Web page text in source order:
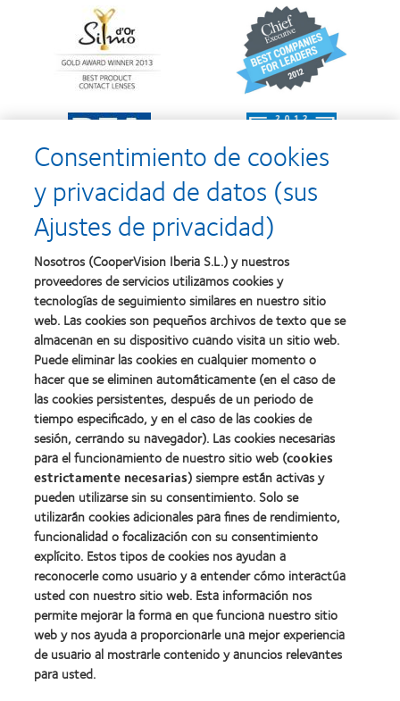
about
Premio
Silmo
mejor
con
MyDay™
Learn
more
about
2012
y
2010:
Mejor
empresa
el
desarrollo
del
liderazgo
Learn
about
2011:
Premios
a
mejor
(2011)
Learn
about
2011:
Premio
a
salud
Learn
more
about
2012:
Premio
Manufacturing
Leadership
100
(ML
100)
(2012)
Learn
more
about
2012
Premio
internacional
REBRAND
100®
(2012)
Learn
more
about
Premio
de
la
Industria
de
la
BCLA
Nuestros productos
Encuentre su lente
Tecnología para lentes de contacto
Lentes de contacto y visión
Consentimiento de cookies
y privacidad de datos (sus
Ajustes de privacidad)
Nosotros (CooperVision Iberia S.L.) y nuestros
proveedores de servicios utilizamos cookies y
tecnologías de seguimiento similares en nuestro sitio
web. Las cookies son pequeños archivos de texto que se
almacenan en su dispositivo cuando visita un sitio web.
Puede eliminar las cookies en cualquier momento o
hacer que se eliminen automáticamente (en el caso de
las cookies persistentes, después de un periodo de
tiempo especificado, y en el caso de las cookies de
sesión, cerrando su navegador). Las cookies necesarias
para el funcionamiento de nuestro sitio web (cookies
estrictamente necesarias) siempre están activas y
pueden utilizarse sin su consentimiento. Solo se
utilizarán cookies adicionales para fines de rendimiento,
funcionalidad o focalización con su consentimiento
explícito. Estos tipos de cookies nos ayudan a
reconocerle como usuario y a entender cómo interactúa
usted con nuestro sitio web. Esta información nos
permite mejorar la forma en que funciona nuestro sitio
web y nos ayuda a proporcionarle una mejor experiencia
de usuario al mostrarle contenido y anuncios relevantes
para usted.